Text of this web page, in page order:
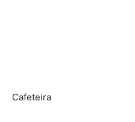
Cafeteira